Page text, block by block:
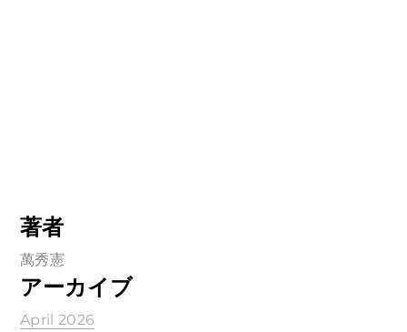
著者
萬秀憲
アーカイブ
April 2026